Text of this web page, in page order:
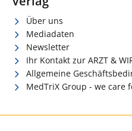
Über uns
Mediadaten
Newsletter
Ihr Kontakt zur ARZT &
Allgemeine
MedTriX Group - we care